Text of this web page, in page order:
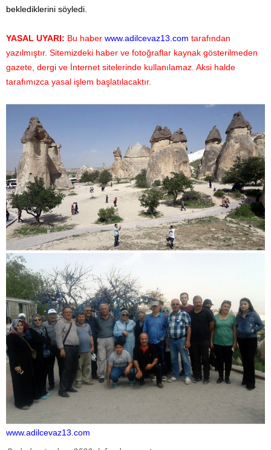
beklediklerini söyledi.
YASAL UYARI: Bu haber www.adilcevaz13.com tarafından
yazılmıştır. Sitemizdeki haber ve fotoğraflar kaynak gösterilmeden
gazete, dergi ve İnternet sitelerinde kullanılamaz. Aksi halde
tarafımızca yasal işlem başlatılacaktır.
www.adilcevaz13.com